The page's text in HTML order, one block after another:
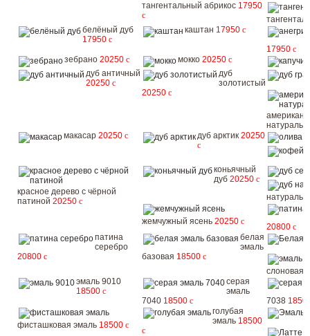
тангентальный абрикос 17950
c
белёный дуб
17950 c
каштан 17950 c
17950 c
зебрано 20250 c мокко 20250 c
дуб античный
20250 c
дуб
золотистый
20250 c
макасар 20250 c дуб арктик 20250
c
красное дерево с чёрной
патиной 20250 c
коньячный
дуб 20250 c
жемчужный ясень 20250 c
20800 c
патина
серебро
20800 c
белая
эмаль
базовая 18500 c
слоновая
эмаль 9010
18500 c
серая
эмаль
7040 18500 c 7038
фисташковая эмаль 18500 c
голубая
эмаль 18500
c